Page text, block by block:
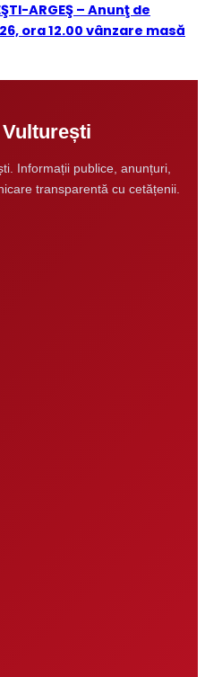
ARGEŞ – Anunţ de
ora 12.00 vânzare masă
Informații publice, anunțuri,
transparentă cu cetățenii.